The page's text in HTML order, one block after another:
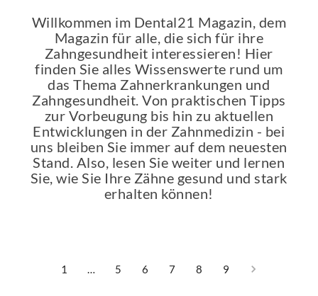
Über
Willkommen im Dental21 Magazin, dem
Magazin für alle, die sich für ihre
Zahngesundheit interessieren! Hier
finden Sie alles Wissenswerte rund um
das Thema Zahnerkrankungen und
Zahngesundheit. Von praktischen Tipps
zur Vorbeugung bis hin zu aktuellen
Entwicklungen in der Zahnmedizin - bei
uns bleiben Sie immer auf dem neuesten
Stand. Also, lesen Sie weiter und lernen
Sie, wie Sie Ihre Zähne gesund und stark
erhalten können!
1 5 6 7 8 9